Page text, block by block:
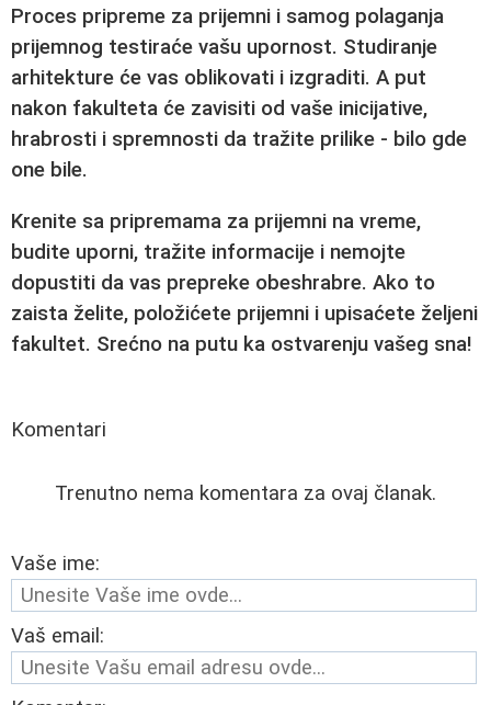
Proces pripreme za prijemni i samog polaganja
prijemnog testiraće vašu upornost. Studiranje
arhitekture će vas oblikovati i izgraditi. A put
nakon fakulteta će zavisiti od vaše inicijative,
hrabrosti i spremnosti da tražite prilike - bilo gde
one bile.
Krenite sa pripremama za prijemni na vreme,
budite uporni, tražite informacije i nemojte
dopustiti da vas prepreke obeshrabre. Ako to
zaista želite, položićete prijemni i upisaćete željeni
fakultet. Srećno na putu ka ostvarenju vašeg sna!
Komentari
Trenutno nema komentara za ovaj članak.
Vaše ime:
Vaš email: